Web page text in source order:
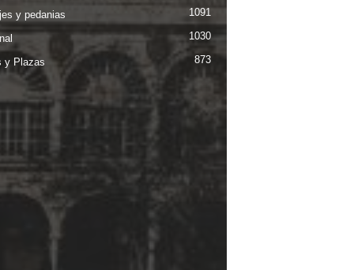
y pedanias 1091
1030
y Plazas 873